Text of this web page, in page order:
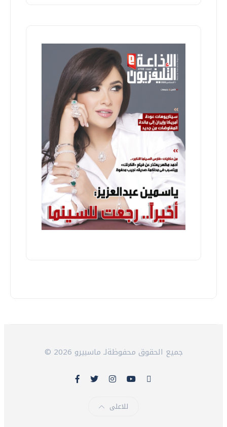
© 2026 جميع الحقوق محفوظةلـ ماسبيرو
للاعلى